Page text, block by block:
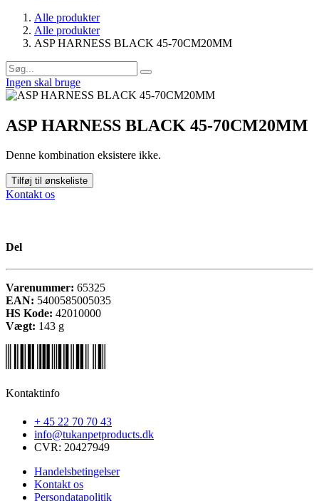
Alle produkter
Alle produkter
ASP HARNESS BLACK 45-70CM20MM
Ingen skal bruge
ASP HARNESS BLACK 45-70CM20MM
Denne kombination eksistere ikke.
Tilføj til ønskeliste
Kontakt os
Del
Varenummer: 65325
EAN: 5400585005035
HS Kode: 42010000
Vægt: 143 g
Kontaktinfo
+ 45 22 70 70 43
info@tukanpetproducts.dk
CVR: 20427949
Handelsbetingelser
Kontakt os
Persondatapolitik